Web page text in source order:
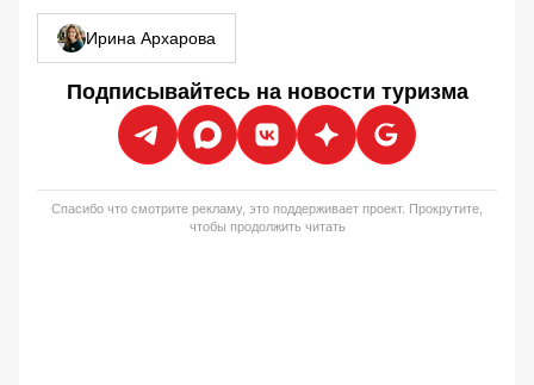
Ирина Архарова
Подписывайтесь на новости туризма
Спасибо что смотрите рекламу, это поддерживает проект. Прокрутите,
чтобы продолжить читать